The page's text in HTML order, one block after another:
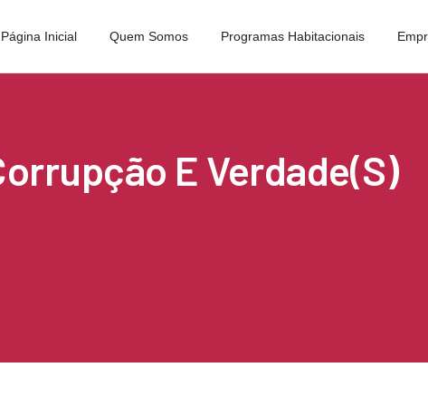
Página Inicial Quem Somos Programas Habitacionais
E Verdade(s)